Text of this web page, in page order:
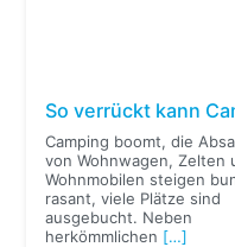
So verrückt kann
Camping boomt, die
von Wohnwagen, Zelten
Wohnmobilen steigen
rasant, viele Plätze sind
ausgebucht. Neben
herkömmlichen […]